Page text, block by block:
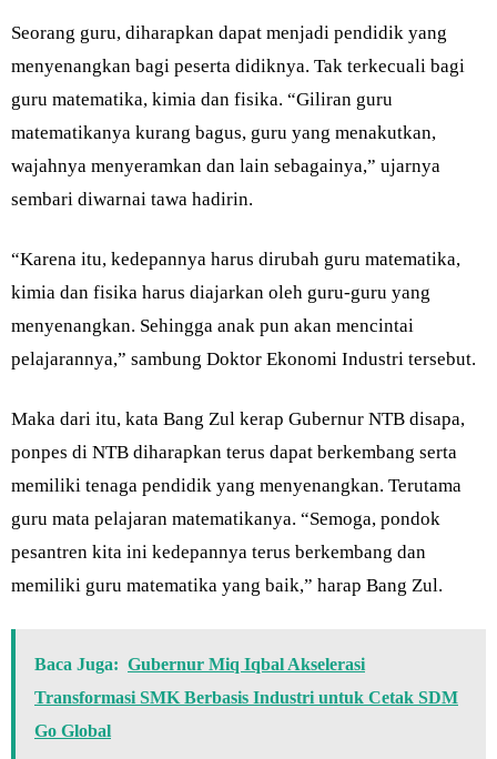
Seorang guru, diharapkan dapat menjadi pendidik yang
menyenangkan bagi peserta didiknya. Tak terkecuali bagi
guru matematika, kimia dan fisika. “Giliran guru
matematikanya kurang bagus, guru yang menakutkan,
wajahnya menyeramkan dan lain sebagainya,” ujarnya
sembari diwarnai tawa hadirin.
“Karena itu, kedepannya harus dirubah guru matematika,
kimia dan fisika harus diajarkan oleh guru-guru yang
menyenangkan. Sehingga anak pun akan mencintai
pelajarannya,” sambung Doktor Ekonomi Industri tersebut.
Maka dari itu, kata Bang Zul kerap Gubernur NTB disapa,
ponpes di NTB diharapkan terus dapat berkembang serta
memiliki tenaga pendidik yang menyenangkan. Terutama
guru mata pelajaran matematikanya. “Semoga, pondok
pesantren kita ini kedepannya terus berkembang dan
memiliki guru matematika yang baik,” harap Bang Zul.
Baca Juga: Gubernur Miq Iqbal Akselerasi
Transformasi SMK Berbasis Industri untuk Cetak SDM
Go Global